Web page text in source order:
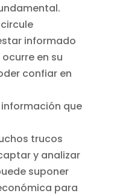
informado
en su
confiar en
que
trucos
y analizar
suponer
para